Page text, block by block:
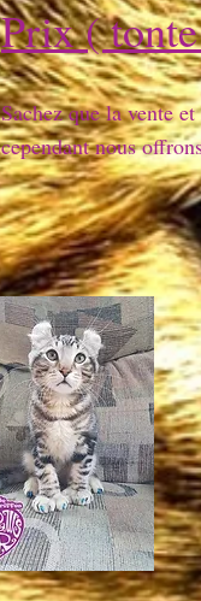
Prix (
Sachez que la vente
cependant nous